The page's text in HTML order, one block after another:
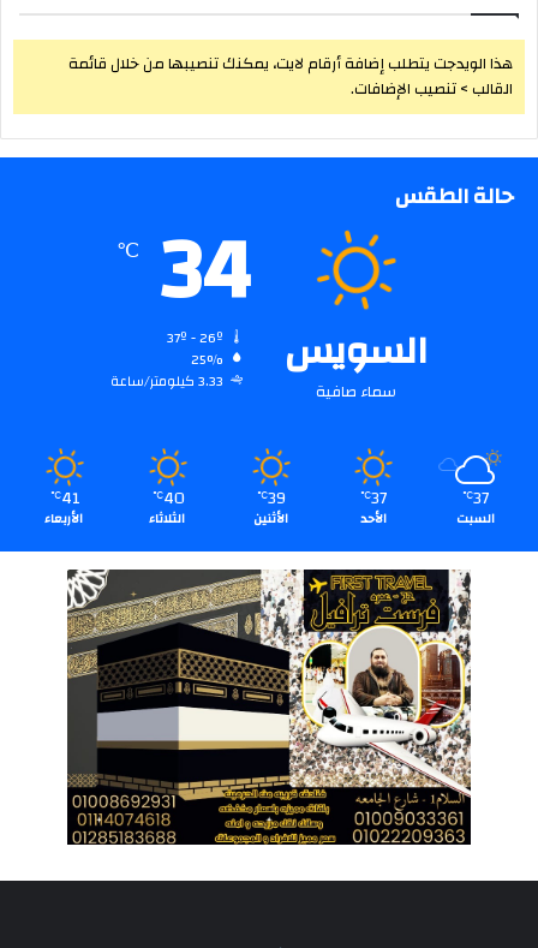
هذا الويدجت يتطلب إضافة أرقام لايت، يمكنك تنصيبها من خلال قائمة
القالب > تنصيب الإضافات.
حالة الطقس
السويس
سماء صافية
34
℃
25%
3.33 كيلومتر/ساعة
37
℃
السبت
37
℃
الأحد
39
℃
الأثنين
40
℃
الثلاثاء
41
℃
الأربعاء